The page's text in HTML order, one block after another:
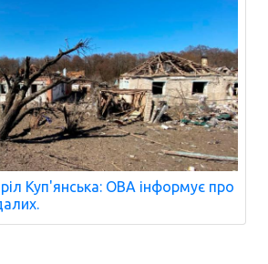
Куп'янська: ОВА інформує про